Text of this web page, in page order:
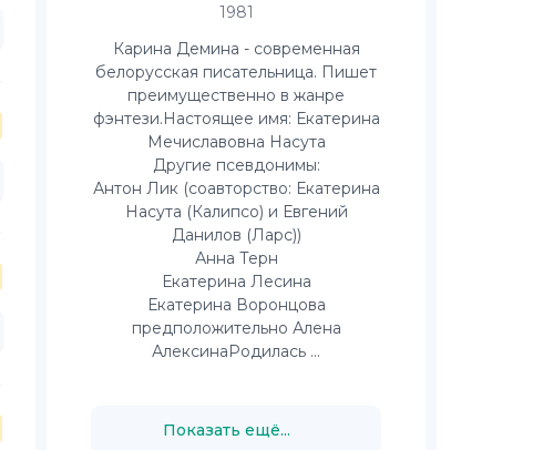
1981
Карина Демина - современная
белорусская писательница. Пишет
преимущественно в жанре
фэнтези.Настоящее имя: Екатерина
Мечиславовна Насута
Другие псевдонимы:
Антон Лик (соавторство: Екатерина
Насута (Калипсо) и Евгений
Данилов (Ларс))
Анна Терн
Екатерина Лесина
Екатерина Воронцова
предположительно Алена
АлексинаРодилась ...
Показать ещё...